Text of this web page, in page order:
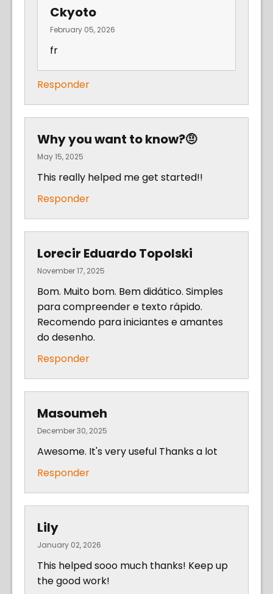
Ckyoto
February 05, 2026
fr
Responder
Why you want to know?🤨
May 15, 2025
This really helped me get started!!
Responder
Lorecir Eduardo Topolski
November 17, 2025
Bom. Muito bom. Bem didático. Simples
para compreender e texto rápido.
Recomendo para iniciantes e amantes
do desenho.
Responder
Masoumeh
December 30, 2025
Awesome. It's very useful Thanks a lot
Responder
Lily
January 02, 2026
This helped sooo much thanks! Keep up
the good work!